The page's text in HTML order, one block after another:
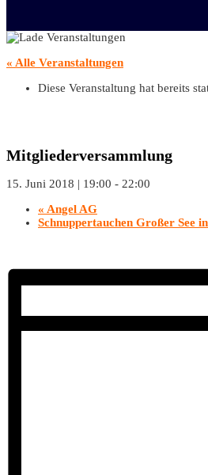
« Alle Veranstaltungen
Diese Veranstaltung hat bereits
Mitgliederversammlung
15. Juni 2018 | 19:00 - 22:00
« Angel AG
Schnuppertauchen Großer See